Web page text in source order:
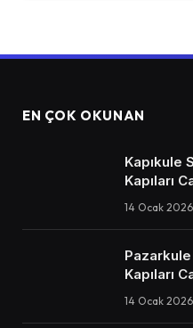
EN ÇOK OKUNAN
Kapıkule
Kapıları
14 Ocak 2026
Pazarkule
Kapıları
14 Ocak 2026